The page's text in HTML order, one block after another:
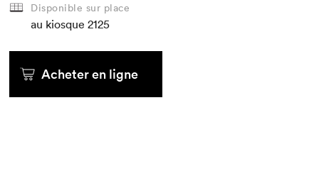
Disponible sur place
au kiosque 2125
Acheter en ligne